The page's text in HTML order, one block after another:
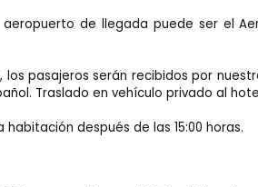
de llegada puede ser el
pasajeros serán recibidos por
Traslado en vehículo privado al
después de las 15:00 horas.